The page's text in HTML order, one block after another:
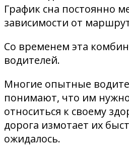
График сна постоянно
зависимости от
Со временем эта
водителей.
Многие опытные
понимают, что им
относиться к своему
дорога измотает их
ожидалось.